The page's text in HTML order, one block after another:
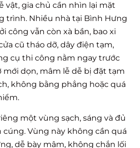
vật, gia chủ cần nhìn lại mặt
trình. Nhiều nhà tại Bình Hưng
công vẫn còn xà bần, bao xi
cũ tháo dỡ, dây điện tạm,
cụ thi công nằm ngay trước
mới dọn, mâm lễ dễ bị đặt tạm
không bằng phẳng hoặc quá
một vùng sạch, sáng và đủ
cúng. Vùng này không cần quá
dễ bày mâm, không chắn lối